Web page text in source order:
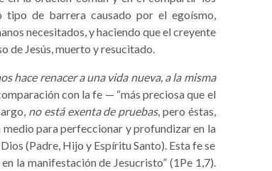
tipo de barrera causado por el egoísmo,
necesitados, y haciendo que el creyente
de Jesús, muerto y resucitado.
hace renacer a una vida nueva, a la misma
con la fe — “más preciosa que el
no está exenta de pruebas, pero éstas,
medio para perfeccionar y profundizar en la
(Padre, Hijo y Espíritu Santo). Esta fe se
la manifestación de Jesucristo” (1Pe 1,7).